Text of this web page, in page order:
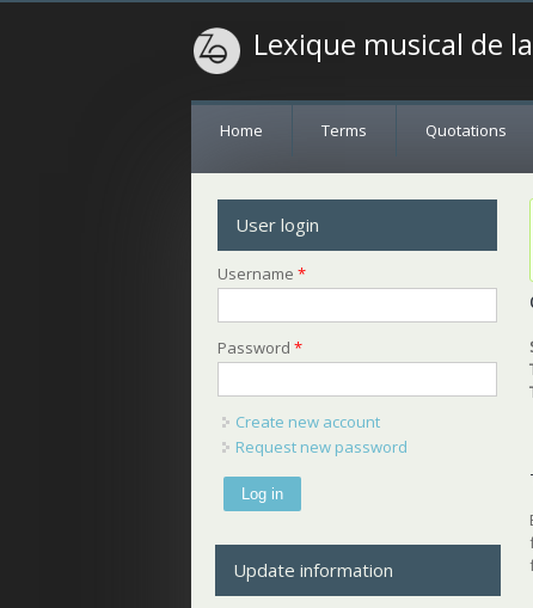
Lexique musical de
Home Terms Quotations
User login
Username*
Password*
Create new account
Request new password
Update information